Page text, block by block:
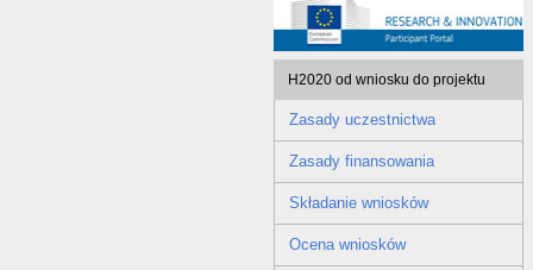
H2020 od wniosku do projektu
Zasady uczestnictwa
Zasady finansowania
Składanie wniosków
Ocena wniosków